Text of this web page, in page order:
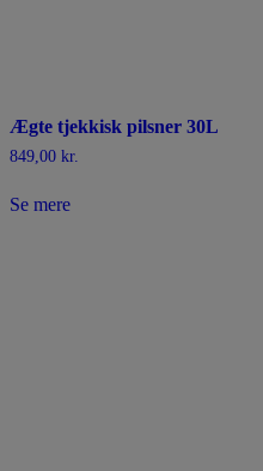
Ægte tjekkisk pilsner 30L
849,00 kr.
Se mere